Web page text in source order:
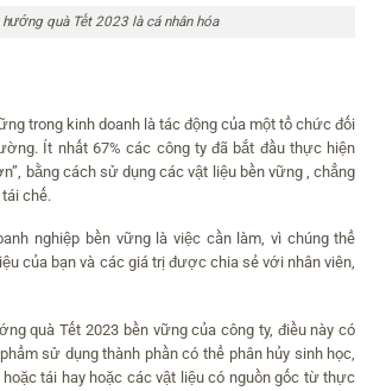
hướng quà Tết 2023 là cá nhân hóa
trong kinh doanh là tác động của một tổ chức đối
Ít nhất 67% các công ty đã bắt đầu thực hiện
bằng cách sử dụng các vật liệu bền vững , chẳng
chế.
nghiệp bền vững là việc cần làm, vì chúng thể
của bạn và các giá trị được chia sẻ với nhân viên,
quà Tết 2023 bền vững của công ty, điều này có
sử dụng thành phần có thể phân hủy sinh học,
hoặc tái hay hoặc các vật liệu có nguồn gốc từ thực